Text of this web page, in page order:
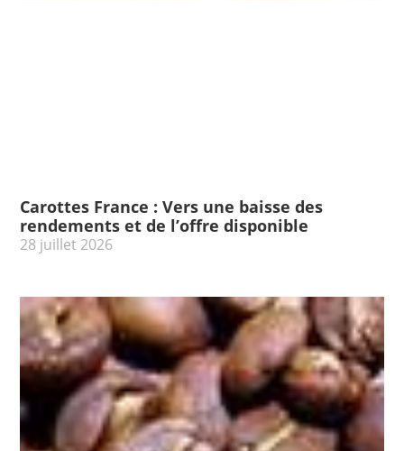
Carottes France : Vers une baisse des
rendements et de l’offre disponible
28 juillet 2026